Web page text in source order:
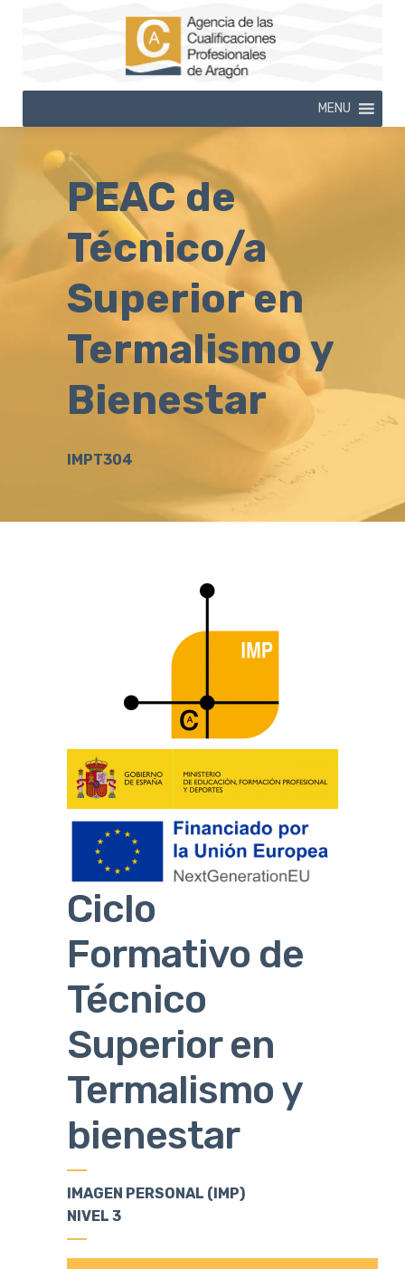
MENU
PEAC de
Técnico/a
Superior en
Termalismo y
Bienestar
IMPT304
Ciclo
Formativo de
Técnico
Superior en
Termalismo y
bienestar
IMAGEN PERSONAL (IMP)
NIVEL 3